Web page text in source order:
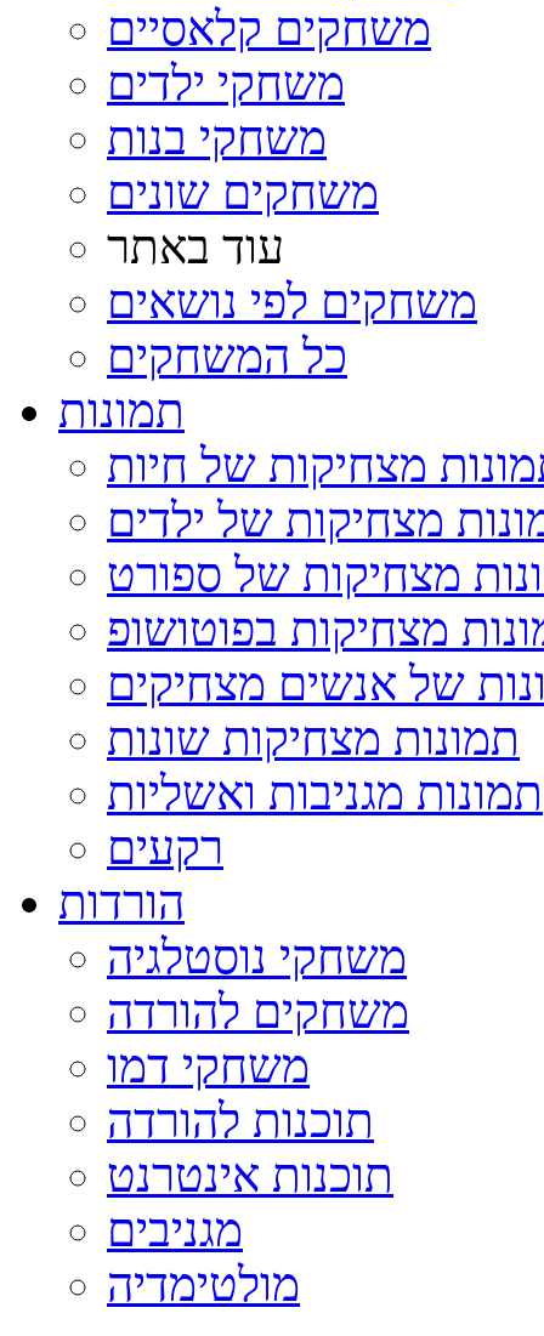
משחקים קלאסיים
משחקי ילדים
משחקי בנות
משחקים שונים
עוד באתר
משחקים לפי נושאים
כל המשחקים
תמונות
מצחיקות של חיות
מצחיקות של ילדים
מצחיקות של ספורט
מצחיקות בפוטושופ
של אנשים מצחיקים
תמונות מצחיקות שונות
תמונות מגניבות ואשליות
רקעים
הורדות
משחקי נוסטלגיה
משחקים להורדה
משחקי דמו
תוכנות להורדה
תוכנות אינטרנט
מגניבים
מולטימדיה